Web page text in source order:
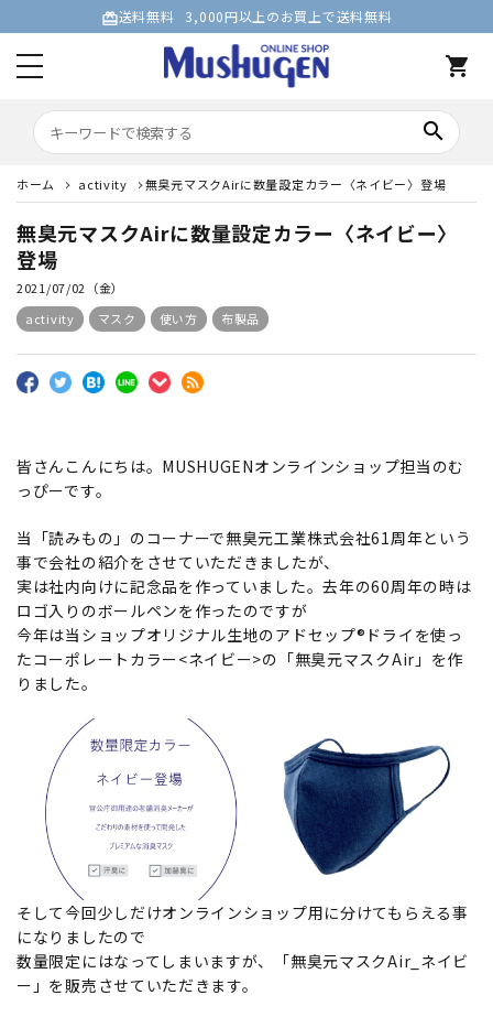
card_giftcard送料無料 3,000円以上のお買上で送料無料
shopping_cart
search
ホーム activity 無臭元マスクAirに数量設定カラー〈ネイビー〉登場
無臭元マスクAirに数量設定カラー〈ネイビー〉
登場
2021/07/02（金）
activity
マスク 使い方 布製品
皆さんこんにちは。MUSHUGENオンラインショップ担当のむ
っぴーです。
当「読みもの」のコーナーで無臭元工業株式会社61周年という
事で会社の紹介をさせていただきましたが、
実は社内向けに記念品を作っていました。去年の60周年の時は
ロゴ入りのボールペンを作ったのですが
今年は当ショップオリジナル生地のアドセップ®ドライを使っ
たコーポレートカラー<ネイビー>の「無臭元マスクAir」を作
りました。
そして今回少しだけオンラインショップ用に分けてもらえる事
になりましたので
数量限定にはなってしまいますが、「無臭元マスクAir_ネイビ
ー」を販売させていただきます。